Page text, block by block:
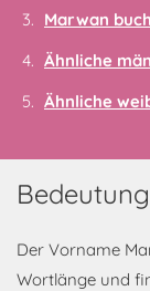
Marwan
Ähnliche
Ähnliche
Der Vorname
Wortlänge und